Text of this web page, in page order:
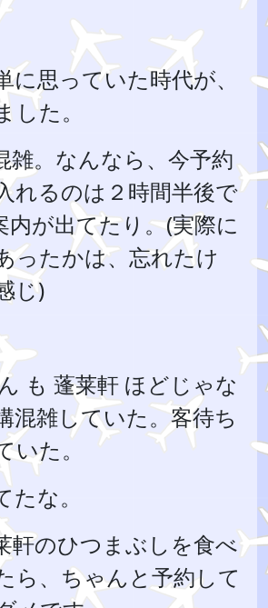
に思っていた時代が、
た。
雑。なんなら、今予約
れるのは２時間半後で
が出てたり。(実際に
ったかは、忘れたけ
じ)
も 蓬莱軒 ほどじゃな
混雑していた。客待ち
いた。
な。
軒のひつまぶしを食べ
ら、ちゃんと予約して